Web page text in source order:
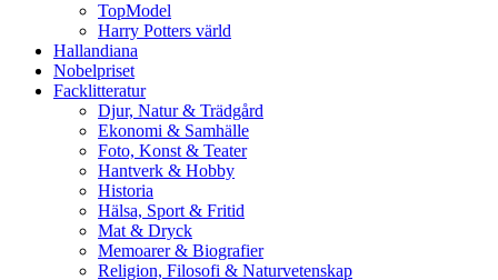
TopModel
Harry Potters värld
Hallandiana
Nobelpriset
Facklitteratur
Djur, Natur & Trädgård
Ekonomi & Samhälle
Foto, Konst & Teater
Hantverk & Hobby
Historia
Hälsa, Sport & Fritid
Mat & Dryck
Memoarer & Biografier
Religion, Filosofi & Naturvetenskap